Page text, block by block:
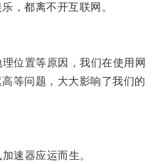
，都离不开互联网。
置等原因，我们在使用网
等问题，大大影响了我们的
速器应运而生。